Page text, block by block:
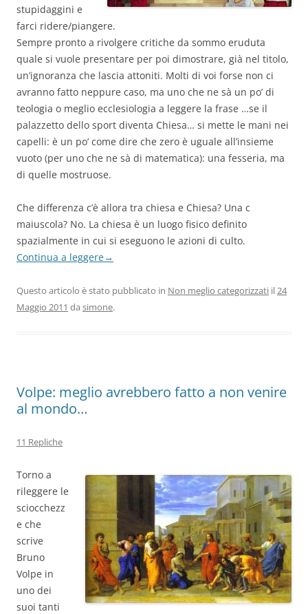
stupidaggini e
farci ridere/piangere.
Sempre pronto a rivolgere critiche da sommo eruduta
quale si vuole presentare per poi dimostrare, già nel titolo,
un’ignoranza che lascia attoniti. Molti di voi forse non ci
avranno fatto neppure caso, ma uno che ne sà un po’ di
teologia o meglio ecclesiologia a leggere la frase …se il
palazzetto dello sport diventa Chiesa… si mette le mani nei
capelli: è un po’ come dire che zero è uguale all’insieme
vuoto (per uno che ne sà di matematica): una fesseria, ma
di quelle mostruose.
Che differenza c’è allora tra chiesa e Chiesa? Una c
maiuscola? No. La chiesa è un luogo fisico definito
spazialmente in cui si eseguono le azioni di culto.
Continua a leggere→
Questo articolo è stato pubblicato in Non meglio categorizzati il24
Maggio 2011 da simone.
Volpe: meglio avrebbero fatto a non venire
al mondo…
11 Repliche
Torno a
rileggere le
sciocchezz
e che
scrive
Bruno
Volpe in
uno dei
suoi tanti